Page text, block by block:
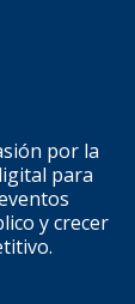
por la
para
y crecer